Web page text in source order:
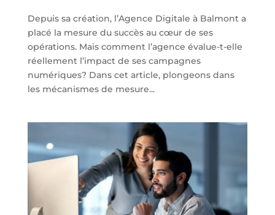
Depuis sa création, l’Agence Digitale à Balmont a
placé la mesure du succès au cœur de ses
opérations. Mais comment l’agence évalue-t-elle
réellement l’impact de ses campagnes
numériques? Dans cet article, plongeons dans
les mécanismes de mesure...